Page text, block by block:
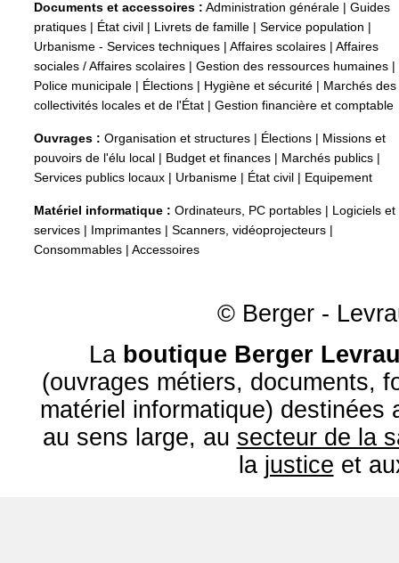
Documents et accessoires : Administration générale
Guides
pratiques
État civil Livrets de famille Service population
Urbanisme - Services techniques
Affaires scolaires
Affaires
sociales / Affaires scolaires
Gestion des ressources humaines
Police municipale
Élections Hygiène et sécurité
Marchés des
collectivités locales et de l'État
Gestion financière et comptable
Ouvrages : Organisation et structures Élections
Missions et
pouvoirs de l'élu local
Budget et finances Marchés publics
Services publics locaux
Urbanisme État civil Equipement
Matériel informatique : Ordinateurs, PC portables
Logiciels et
services
Imprimantes Scanners, vidéoprojecteurs
Consommables
Accessoires
© Berger -
La boutique Berger
(ouvrages métiers, documents,
matériel informatique) destinées
au sens large, au secteur de la
la justice et